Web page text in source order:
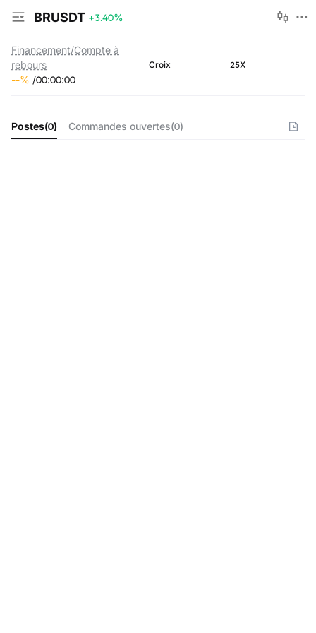
BRUSDT +3.40%
Financement/Compte à
rebours
--% /00:00:00
Croix 25X
Postes(0) Commandes ouvertes(0)